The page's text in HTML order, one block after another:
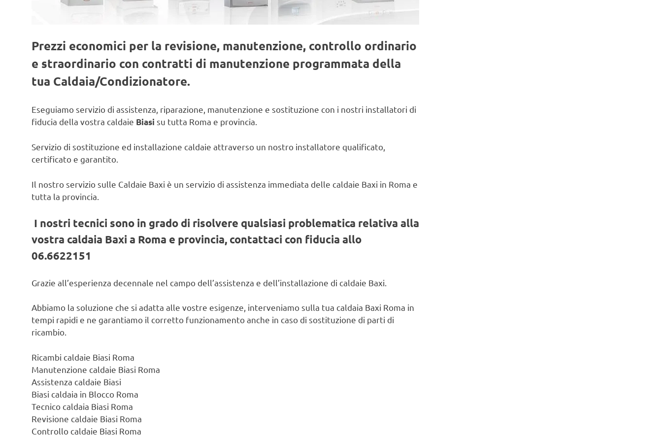
Prezzi economici per la revisione, manutenzione, controllo ordinario
e straordinario con contratti di manutenzione programmata della
tua Caldaia/Condizionatore.
Eseguiamo servizio di assistenza, riparazione, manutenzione e sostituzione con i nostri installatori di
fiducia della vostra caldaie Biasi su tutta Roma e provincia.
Servizio di sostituzione ed installazione caldaie attraverso un nostro installatore qualificato,
certificato e garantito.
Il nostro servizio sulle Caldaie Baxi è un servizio di assistenza immediata delle caldaie Baxi in Roma e
tutta la provincia.
I nostri tecnici sono in grado di risolvere qualsiasi problematica relativa alla
vostra caldaia Baxi a Roma e provincia, contattaci con fiducia allo
06.6622151
Grazie all’esperienza decennale nel campo dell’assistenza e dell’installazione di caldaie Baxi.
Abbiamo la soluzione che si adatta alle vostre esigenze, interveniamo sulla tua caldaia Baxi Roma in
tempi rapidi e ne garantiamo il corretto funzionamento anche in caso di sostituzione di parti di
ricambio.
Ricambi caldaie Biasi Roma
Manutenzione caldaie Biasi Roma
Assistenza caldaie Biasi
Biasi caldaia in Blocco Roma
Tecnico caldaia Biasi Roma
Revisione caldaie Biasi Roma
Controllo caldaie Biasi Roma